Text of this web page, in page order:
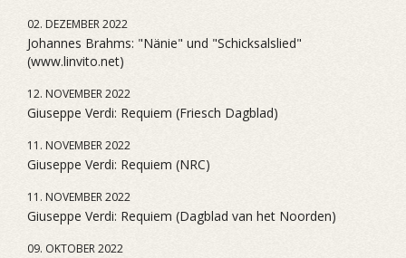
02. DEZEMBER 2022
Johannes Brahms: "Nänie" und "Schicksalslied"
(www.linvito.net)
12. NOVEMBER 2022
Giuseppe Verdi: Requiem (Friesch Dagblad)
11. NOVEMBER 2022
Giuseppe Verdi: Requiem (NRC)
11. NOVEMBER 2022
Giuseppe Verdi: Requiem (Dagblad van het Noorden)
09. OKTOBER 2022